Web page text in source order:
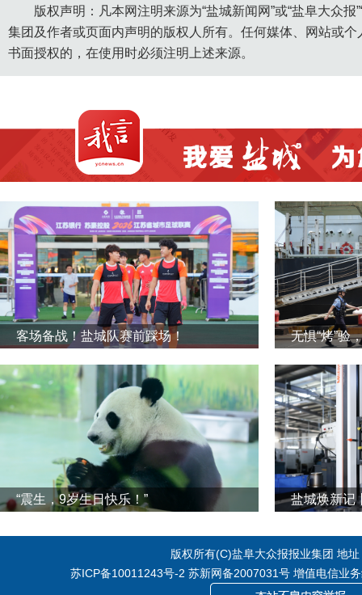
版权声明：凡本网注明来源为“盐城新闻网”或“盐阜大众
集团及作者或页面内声明的版权人所有。任何媒体、网站或
书面授权的，在使用时必须注明上述来源。
客场备战！盐城队赛前踩场！ 无惧“烤”验
“震生，9岁生日快乐！”
版权所有(C)盐阜大众报报业集团 地
苏ICP备10011243号-2 苏新网备2007031号 增值电信业